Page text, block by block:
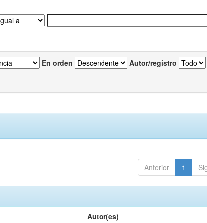
En orden Autor/registro
Anterior 1
Autor(es)